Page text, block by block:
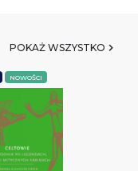
POKAŻ WSZYSTKO
NOWOŚCI